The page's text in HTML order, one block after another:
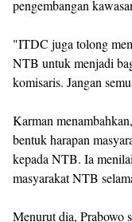
pengembangan
"ITDC juga tolong
NTB untuk menjadi
komisaris. Jangan
Karman
bentuk harapan
kepada NTB. Ia
masyarakat NTB
Menurut dia, Prabowo